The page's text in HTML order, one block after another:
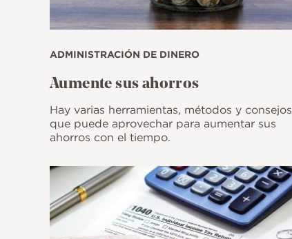
ADMINISTRACIÓN DE DINERO
Aumente sus ahorros
Hay varias herramientas, métodos y consejos
que puede aprovechar para aumentar sus
ahorros con el tiempo.
Imagen